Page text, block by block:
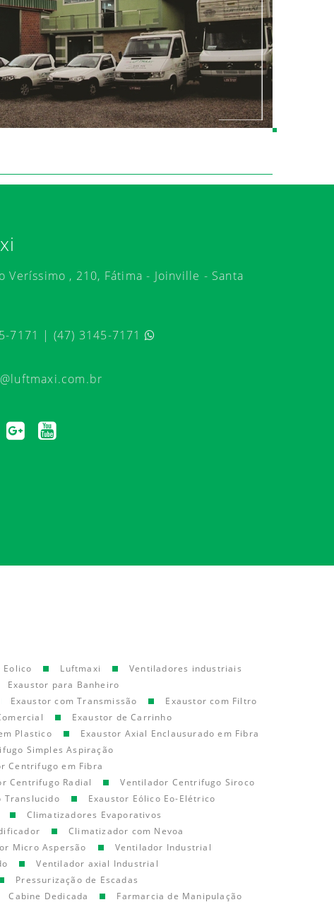
Veríssimo , 210, Fátima - Joinville - Santa
7171 | (47) 3145-7171
Eolico Luftmaxi
Ventiladores industriais
Exaustor para Banheiro
Exaustor com Transmissão
Exaustor com Filtro
Exaustor de Carrinho
Plastico
Exaustor Axial Enclausurado em Fibra
Simples Aspiração
Centrifugo em Fibra
Centrifugo Radial
Ventilador Centrifugo Siroco
Translucido
Exaustor Eólico Eo-Elétrico
Climatizadores Evaporativos
Climatizador com Nevoa
Micro Aspersão
Ventilador Industrial
Ventilador axial Industrial
Pressurização de Escadas
Cabine Dedicada
Farmarcia de Manipulação